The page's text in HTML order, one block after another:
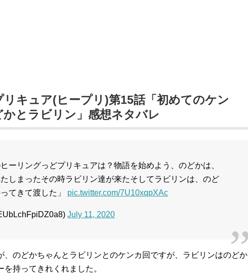
リキュア(ヒープリ)第15話「初めてのケン
とラビリン」感想ネタバレ
ーリングっどプリキュアは？物語を始めよう、のどかは、
しまったその時ラビリン達が来たそしてラビリンは、のど
てきて渡した」 pic.twitter.com/7U10xqpXAc
July 11, 2020
、のどかちゃんとラビリンとのケンカ回ですが、ラビリンはのどか
持ってきれくれました。